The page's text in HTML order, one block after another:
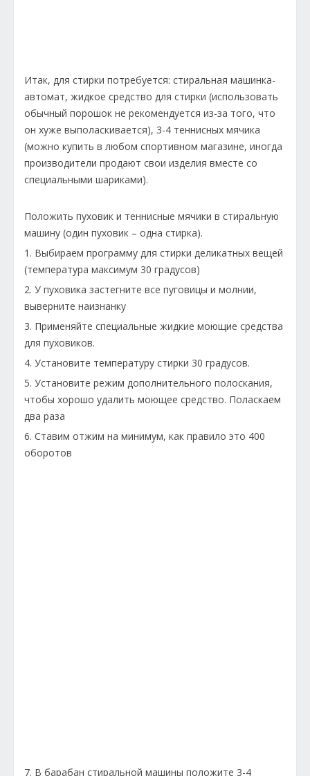
Итак, для стирки потребуется: стиральная машинка-
автомат, жидкое средство для стирки (использовать
обычный порошок не рекомендуется из-за того, что
он хуже выполаскивается), 3-4 теннисных мячика
(можно купить в любом спортивном магазине, иногда
производители продают свои изделия вместе со
специальными шариками).
Положить пуховик и теннисные мячики в стиральную
машину (один пуховик – одна стирка).
1. Выбираем программу для стирки деликатных вещей
(температура максимум 30 градусов)
2. У пуховика застегните все пуговицы и молнии,
выверните наизнанку
3. Применяйте специальные жидкие моющие средства
для пуховиков.
4. Установите температуру стирки 30 градусов.
5. Установите режим дополнительного полоскания,
чтобы хорошо удалить моющее средство. Поласкаем
два раза
6. Ставим отжим на минимум, как правило это 400
оборотов
7. В барабан стиральной машины положите 3-4